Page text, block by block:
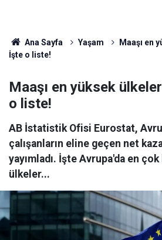
Ana Sayfa Yaşam
Maaşı en
İşte o liste!
Maaşı en yüksek
o liste!
AB İstatistik Ofisi Eurostat,
çalışanların eline geçen net
yayımladı. İşte Avrupa'da en çok
ülkeler...